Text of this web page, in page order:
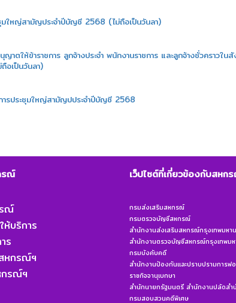
ใหญ่สามัญประจำปีบัญชี 2568 (ไม่ถือเป็นวันลา)
าตให้ข้าราชการ ลูกจ้างประจำ พนักงานราชการ และลูกจ้างชั่วคราว
อเป็นวันลา)
การประชุมใหญ่สามัญปประจำปีบัญชี 2568
รณ์
ณ์
ห้บริการ
ร
หกรณ์ฯ
กรณ์ฯ
เว็ปไซต์ที่เกี่ยวข้องกับสหก
กรมส่งเสริมสหกรณ์
กรมตรวจบัญชีสหกรณ์
สำนักงานส่งเสริมสหกรณ์กรุงเทพมหา
สำนักงานตรวจบัญชีสหกรณ์กรุงเทพม
กรมบังคับคดี
สำนักงานป้องกันและปราบปรามการฟ
ราชกิจจานุเบกษา
สำนักนายกรัฐมนตรี สำนักงานปลัดสำ
กรมสอบสวนคดีพิเศษ